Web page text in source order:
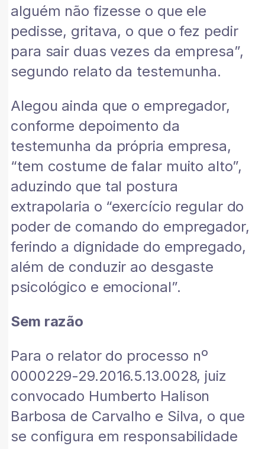
alguém não fizesse o que ele
pedisse, gritava, o que o fez pedir
para sair duas vezes da empresa”,
segundo relato da testemunha.
Alegou ainda que o empregador,
conforme depoimento da
testemunha da própria empresa,
“tem costume de falar muito alto”,
aduzindo que tal postura
extrapolaria o “exercício regular do
poder de comando do empregador,
ferindo a dignidade do empregado,
além de conduzir ao desgaste
psicológico e emocional”.
Sem razão
Para o relator do processo nº
0000229-29.2016.5.13.0028, juiz
convocado Humberto Halison
Barbosa de Carvalho e Silva, o que
se configura em responsabilidade